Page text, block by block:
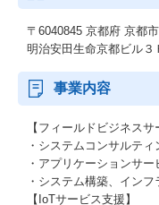
〒6040845 京都府 京都
明治安田生命京都ビル３
事業内容
【フィールドビジネスサ
・システムコンサルティ
・アプリケーションサー
・システム構築、イン
【IoTサービス支援】